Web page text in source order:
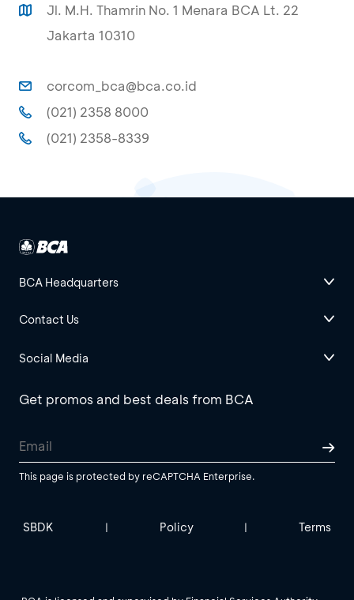
Jl. M.H. Thamrin No. 1 Menara BCA Lt. 22
Jakarta 10310
corcom_bca@bca.co.id
(021) 2358 8000
(021) 2358-8339
BCA Headquarters
Contact Us
Social Media
Get promos and best deals from BCA
This page is protected by reCAPTCHA Enterprise.
SBDK | Policy | Terms